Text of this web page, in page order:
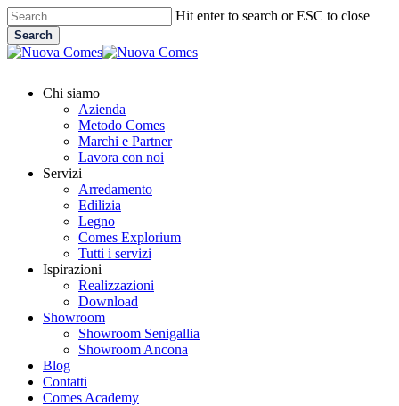
Skip
to
main
content
Hit enter to search or ESC to close
Search
Close
Menu
Chi siamo
Azienda
Metodo Comes
Marchi e Partner
Lavora con noi
Servizi
Arredamento
Edilizia
Legno
Comes Explorium
Tutti i servizi
Ispirazioni
Realizzazioni
Download
Showroom
Showroom Senigallia
Showroom Ancona
Blog
Contatti
Comes Academy